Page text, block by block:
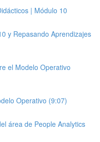
| Módulo 10
y Repasando Aprendizajes
el Modelo Operativo
Operativo (9:07)
área de People Analytics